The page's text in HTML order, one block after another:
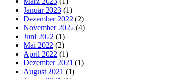
Januar 2023 (1)
Dezember 2022 (2)
November 2022 (4)
Juni 2022 (1)
Mai 2022 (2)
April 2022 (1)
Dezember 2021 (1)
August 2021 (1)